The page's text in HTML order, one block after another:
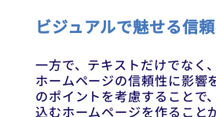
ビジュアルで魅せる信
一方で、テキストだけでなく
ホームページの信頼性に影響
のポイントを考慮することで
込むホームページを作ること